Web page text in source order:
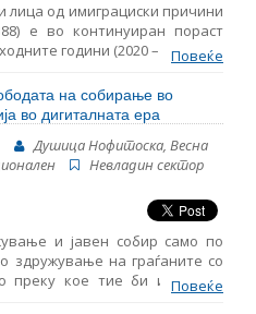
лица од имиграциски причини
е во континуиран пораст
години (2020 – 317, 2019
намалување на бројот на
причини во 2021
со истиот период во 2020
време на задржување на
изнесува 29 денови, а
Во најголем број на случаи
на задржаните деца без
понекогаш имаше доцнење
назначување на старателот.
Повеќе
на собирање во
во дигиталната ера
Душица Нофитоска, Весна
Невладин сектор
и јавен собир само по
здружување на граѓаните со
преку кое тие би изразиле
одредена владина одлука која
Повеќе